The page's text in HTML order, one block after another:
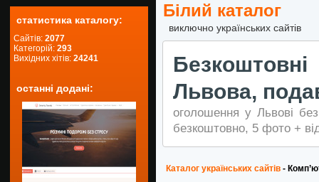
статистика каталогу:
Сайтів: 2077
Категорій: 293
Вихідних хітів: 24241
останні додані:
Білий каталог
виключно українських сайтів
Львова,
оголошення у Львові
безкоштовно, 5 фото +
Каталог українських сайтів -